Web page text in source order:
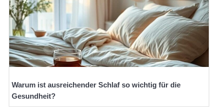
Warum ist ausreichender Schlaf so wichtig für die
Gesundheit?